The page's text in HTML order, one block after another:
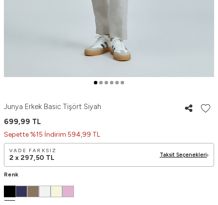
Junya Erkek Basic Tişört Siyah
699,99 TL
Sepette %15 İndirim 594,99 TL
VADE FARKSIZ
2 x 297,50 TL Taksit Seçenekleri
Renk